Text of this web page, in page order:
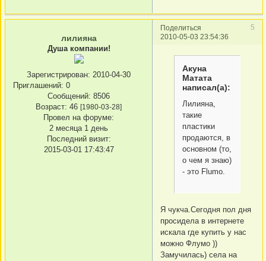
Поделиться
5
2010-05-03 23:54:36
лилияна
Душа компании!
Зарегистрирован: 2010-04-30
Приглашений: 0
Сообщений: 8506
Возраст: 46 [1980-03-28]
Провел на форуме:
2 месяца 1 день
Последний визит:
2015-03-01 17:43:47
Акуна
Матата
написал(а):
Лилияна,
такие
пластики
продаются, в
основном (то,
о чем я знаю)
- это Flumo.
Я чукча.Сегодня пол дня
просидела в интернете
искала где купить у нас
можно Флумо ))
Замучилась) села на